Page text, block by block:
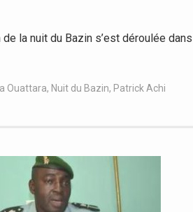
la nuit du Bazin s’est déroulée
Ouattara, Nuit du Bazin, Patrick Achi